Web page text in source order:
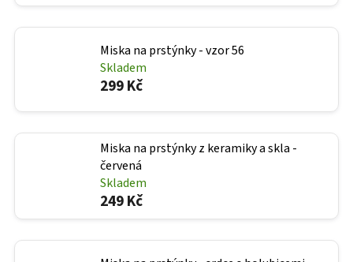
Miska na prstýnky - vzor 56
Skladem
299 Kč
Miska na prstýnky z keramiky a skla -
červená
Skladem
249 Kč